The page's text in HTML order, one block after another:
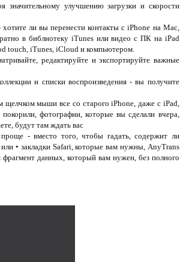
улучшению загрузки и скорости
ли вы перенести контакты с iPhone на Mac,
в библиотеку iTunes или видео с ПК на iPad
touch, iTunes, iCloud и компьютером.
редактируйте и экспортируйте важные
и списки воспроизведения - вы получите
мыши все со старого iPhone, даже с iPad,
фотографии, которые вы сделали вчера,
будут там ждать вас
- вместо того, чтобы гадать, содержит ли
• закладки Safari, которые вам нужны, AnyTrans
фрагмент данных, который вам нужен, без полного